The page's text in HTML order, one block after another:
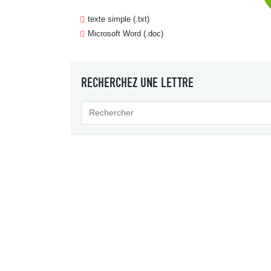
texte simple (.txt)
Microsoft Word (.doc)
RECHERCHEZ UNE LETTRE